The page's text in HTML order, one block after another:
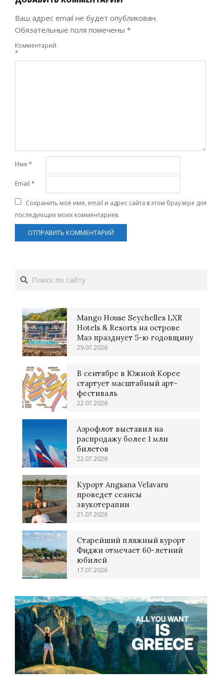
Ваш адрес email не будет опубликован.
Обязательные поля помечены *
Комментарий
*
Имя *
Email *
Сохранить моё имя, email и адрес сайта в этом браузере для
последующих моих комментариев.
Поиск
Mango House Seychelles LXR
Hotels & Resorts на острове
Маэ празднует 5-ю годовщину
29.07.2026
В сентябре в Южной Корее
стартует масштабный арт-
фестиваль
22.07.2026
Аэрофлот выставил на
распродажу более 1 млн
билетов
22.07.2026
Курорт Angsana Velavaru
проведет сеансы
звукотерапии
21.07.2026
Старейший пляжный курорт
Фиджи отмечает 60-летний
юбилей
17.07.2026